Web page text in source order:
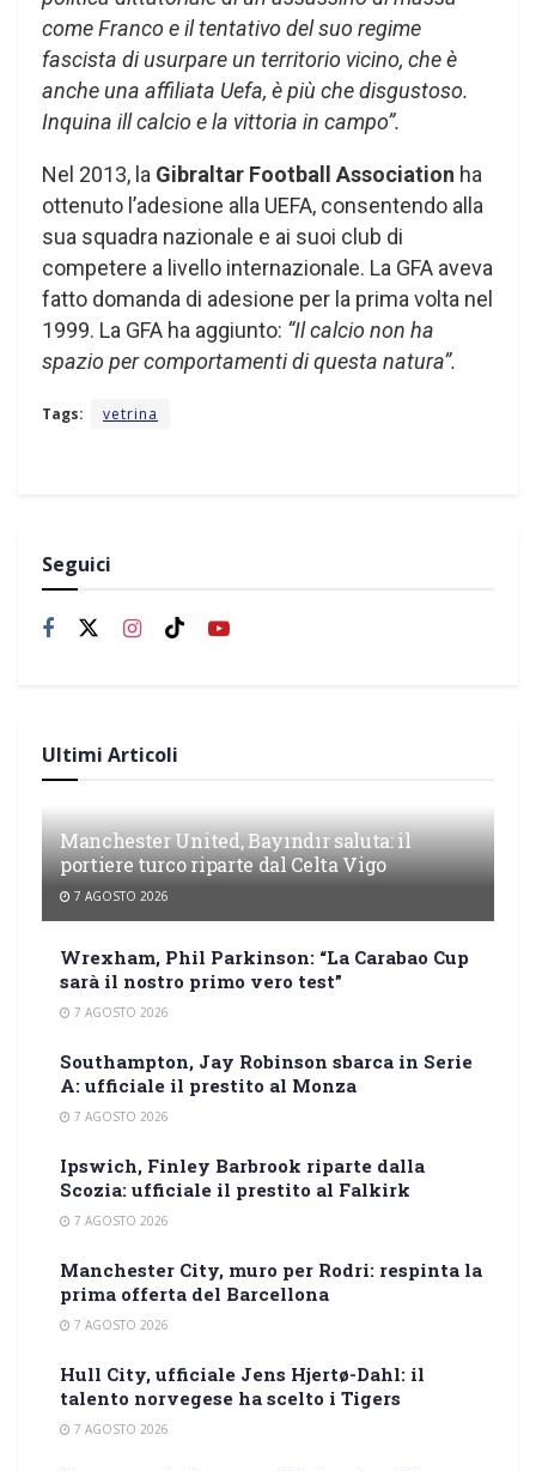
come Franco e il tentativo del suo regime
fascista di usurpare un territorio vicino, che è
anche una affiliata Uefa, è più che disgustoso.
Inquina ill calcio e la vittoria in campo”.
Nel 2013, la Gibraltar Football Association ha
ottenuto l’adesione alla UEFA, consentendo alla
sua squadra nazionale e ai suoi club di
competere a livello internazionale. La GFA aveva
fatto domanda di adesione per la prima volta nel
1999. La GFA ha aggiunto: “Il calcio non ha
spazio per comportamenti di questa natura”.
Tags: vetrina
Seguici
Ultimi Articoli
Manchester United, Bayındır saluta: il
portiere turco riparte dal Celta Vigo
7 AGOSTO 2026
Wrexham, Phil Parkinson: “La Carabao Cup
sarà il nostro primo vero test”
7 AGOSTO 2026
Southampton, Jay Robinson sbarca in Serie
A: ufficiale il prestito al Monza
7 AGOSTO 2026
Ipswich, Finley Barbrook riparte dalla
Scozia: ufficiale il prestito al Falkirk
7 AGOSTO 2026
Manchester City, muro per Rodri: respinta la
prima offerta del Barcellona
7 AGOSTO 2026
Hull City, ufficiale Jens Hjertø-Dahl: il
talento norvegese ha scelto i Tigers
7 AGOSTO 2026